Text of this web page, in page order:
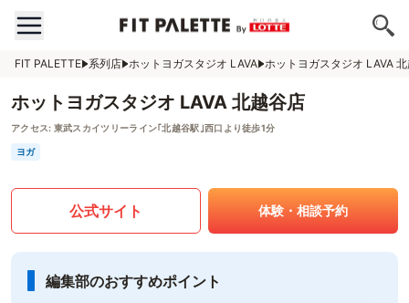
FIT PALETTE 系列店 ホットヨガスタジオ LAVA ホットヨガスタジオ LAVA
ホットヨガスタジオ LAVA 北越谷店
アクセス: 東武スカイツリーライン｢北越谷駅｣西口より徒歩1分
ヨガ
公式サイト 体験・相談予約
編集部のおすすめポイント